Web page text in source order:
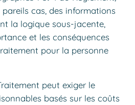
cas, des informations
la logique sous-jacente,
et les conséquences
pour la personne
peut exiger le
basés sur les coûts